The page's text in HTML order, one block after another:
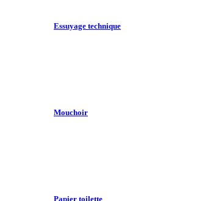
Essuyage technique
Mouchoir
Papier toilette